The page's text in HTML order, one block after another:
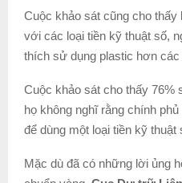
Cuộc khảo sát cũng cho
với các loại tiền kỹ thuật số,
thích sử dụng plastic hơn các
Cuộc khảo sát cho thấy
họ không nghĩ rằng chính
để dùng một loại tiền kỹ thuật
Mặc dù đã có những lời ủng